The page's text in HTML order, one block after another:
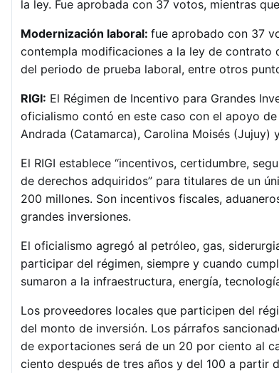
la ley. Fue aprobada con 37 votos, mientras
Modernización laboral: fue aprobado con 37
contempla modificaciones a la ley de
del periodo de prueba laboral, entre otros
RIGI: El Régimen de Incentivo para Grandes
oficialismo contó en este caso con el apoyo
Andrada (Catamarca), Carolina Moisés (Jujuy)
El RIGI establece “incentivos, certidumbre,
de derechos adquiridos” para titulares de un
200 millones. Son incentivos fiscales,
grandes inversiones.
El oficialismo agregó al petróleo, gas,
participar del régimen, siempre y cuando
sumaron a la infraestructura, energía,
Los proveedores locales que participen del
del monto de inversión. Los párrafos
de exportaciones será de un 20 por ciento al
ciento después de tres años y del 100 a partir